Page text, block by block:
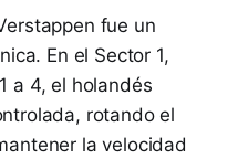
fue un
En el Sector 1,
a 4, el holandés
rotando el
la velocidad